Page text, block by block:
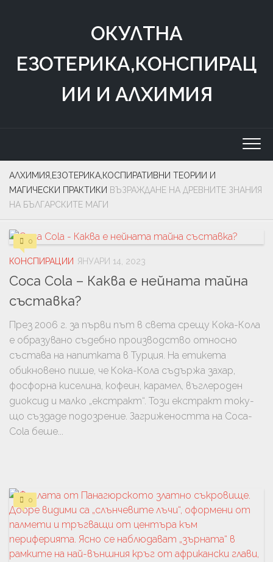
ОКУЛТНА
ЕЗОТЕРИКА,КОНСПИРАЦ
ИИ И АЛХИМИЯ
АЛХИМИЯ,ЕЗОТЕРИКА,КОСПИРАТИВНИ ТЕОРИИ И
МАГИЧЕСКИ ПРАКТИКИ ВЪЗРАЖДАНЕ НА ДРЕВНИТЕ ЗНАНИЯ
НА БЪЛГАРСКИТЕ МАГИ
0
КОНСПИРАЦИИ ЯНУАРИ 14, 2023
Coca Cola – Каква е нейната тайна
съставка?
През 2006 г. за първи път в света срещу Кока-Кола
е образувано съдебно производство относно
състава на напитката в Турция. На етикета
обикновено пише, че Кока-Кола съдържа захар,
фосфорна киселина, кофеин, карамел, въглероден
диоксид и малко „екстракт“. Този екстракт току-
що създаде подозрение. Загрижеността на Coca-
Cola беше...
0